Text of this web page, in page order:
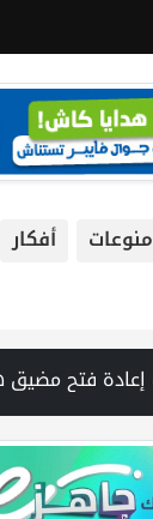
منوعات
أفكار